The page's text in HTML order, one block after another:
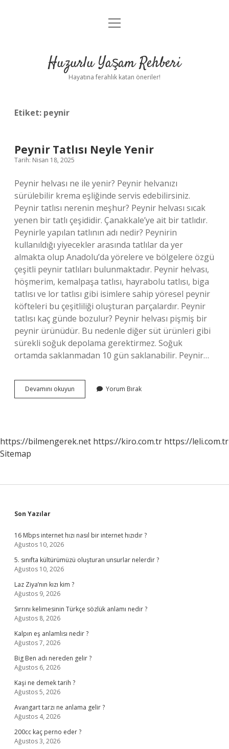
Anasayfa
Yasal Uyarı
menüyü
Huzurlu Yaşam Rehberi
Hayatına ferahlık katan öneriler!
Etiket: peynir
Peynir Tatlısı Neyle Yenir
Tarih: Nisan 18, 2025
Peynir helvası ne ile yenir? Peynir helvanızı
sürülebilir krema eşliğinde servis edebilirsiniz.
Peynir tatlısı nerenin meşhur? Peynir helvası sıcak
yenen bir tatlı çeşididir. Çanakkale’ye ait bir tatlıdır.
Peynirle yapılan tatlının adı nedir? Peynirin
kullanıldığı yiyecekler arasında tatlılar da yer
almakta olup Anadolu’da yörelere ve bölgelere özgü
çeşitli peynir tatlıları bulunmaktadır. Peynir helvası,
höşmerim, kemalpaşa tatlısı, hayrabolu tatlısı, biga
tatlısı ve lor tatlısı gibi isimlere sahip yöresel peynir
köfteleri bu çeşitliliği oluşturan parçalardır. Peynir
tatlısı kaç günde bozulur? Peynir helvası pişmiş bir
peynir ürünüdür. Bu nedenle diğer süt ürünleri gibi
sürekli soğuk depolama gerektirmez. Soğuk
ortamda saklanmadan 10 gün saklanabilir. Peynir…
Devamını okuyun
Tatlısı
Yorum Bırak
https://bilmengerek.net https://kiro.com.tr https://leli.com.tr
Sitemap
Sidebar
Son Yazılar
16 Mbps internet hızı nasıl bir internet hızıdır ?
Ağustos 10, 2026
5. sınıfta kültürümüzü oluşturan unsurlar nelerdir ?
Ağustos 10, 2026
Laz Ziya’nın kızı kim ?
Ağustos 9, 2026
Sırrını kelimesinin Türkçe sözlük anlamı nedir ?
Ağustos 8, 2026
Kalpın eş anlamlısı nedir ?
Ağustos 7, 2026
Big Ben adı nereden gelir ?
Ağustos 6, 2026
Kaşi ne demek tarih ?
Ağustos 5, 2026
Avangart tarzı ne anlama gelir ?
Ağustos 4, 2026
200cc kaç perno eder ?
Ağustos 3, 2026